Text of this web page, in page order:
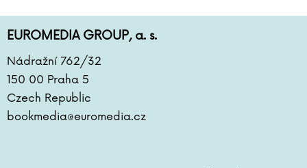
Antoine de Saint-Exupéry
Ester Demjanová
Jutta Diekmann
Zbigniew Dobosz
Zuzana Dodoková
EUROMEDIA GROUP, a. s.
Nádražní 762/32
150 00 Praha 5
Czech Republic
bookmedia@euromedia.cz